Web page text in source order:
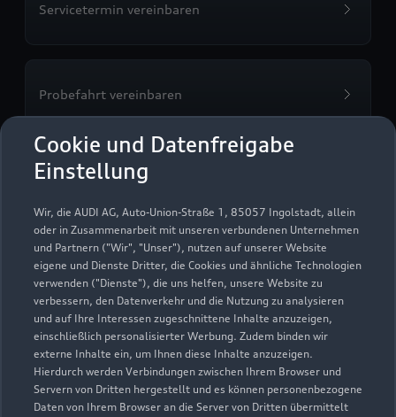
Cookie und Datenfreigabe
Einstellung
Wir, die AUDI AG, Auto-Union-Straße 1, 85057 Ingolstadt, allein
oder in Zusammenarbeit mit unseren verbundenen Unternehmen
und Partnern ("Wir", "Unser"), nutzen auf unserer Website
eigene und Dienste Dritter, die Cookies und ähnliche Technologien
verwenden ("Dienste"), die uns helfen, unsere Website zu
verbessern, den Datenverkehr und die Nutzung zu analysieren
und auf Ihre Interessen zugeschnittene Inhalte anzuzeigen,
einschließlich personalisierter Werbung. Zudem binden wir
externe Inhalte ein, um Ihnen diese Inhalte anzuzeigen.
Hierdurch werden Verbindungen zwischen Ihrem Browser und
Servern von Dritten hergestellt und es können personenbezogene
Daten von Ihrem Browser an die Server von Dritten übermittelt
Servicetermin vereinbaren
Probefahrt vereinbaren
Triptis
Servicepartner Audi Gebrauchtwagen :plus e-tron